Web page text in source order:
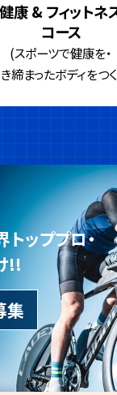
健康 & フィットネ
コース
(スポーツで健康を・
締まったボディをつ
ッププロ・
!!
集